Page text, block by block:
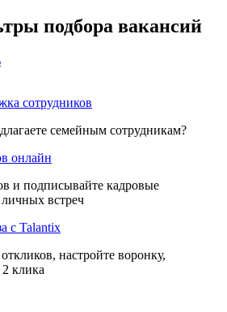
подбора вакансий
сотрудников
семейным сотрудникам?
онлайн
и подписывайте кадровые
встреч
с Talantix
настройте воронку,
клика